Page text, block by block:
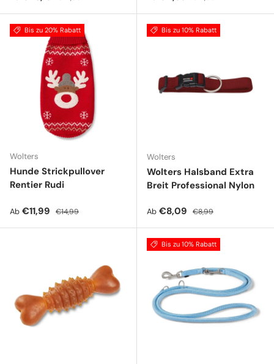
Bis zu 20% Rabatt
Wolters
Hunde Strickpullover
Rentier Rudi
Verkaufspreis
Ab €11,99 Normaler Preis
€14,99
Bis zu 10% Rabatt
Wolters
Wolters Halsband Extra
Breit Professional Nylon
Verkaufspreis
Ab €8,09 Normaler Preis
€8,99
Bis zu 10% Rabatt